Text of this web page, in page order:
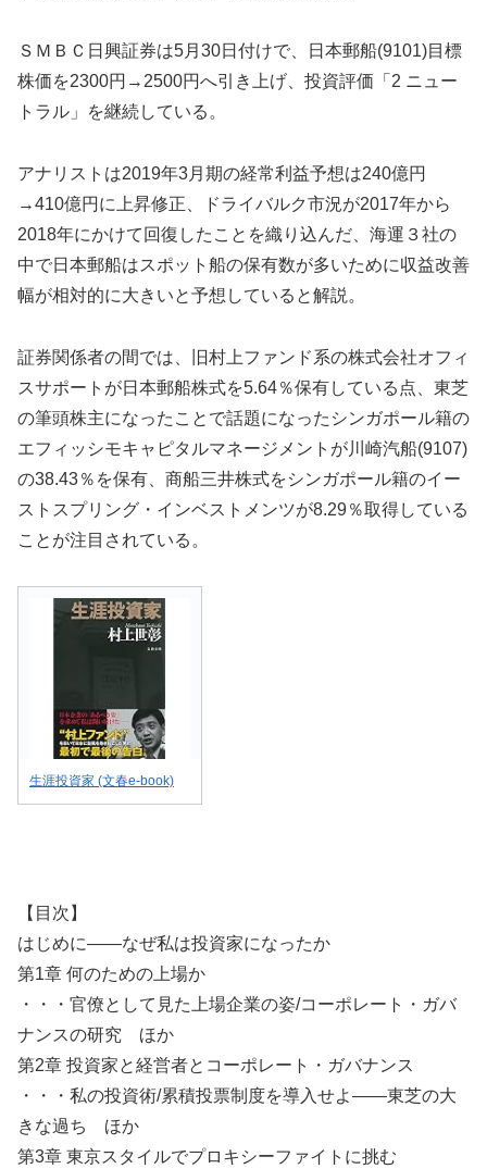
ＳＭＢＣ日興証券は5月30日付けで、日本郵船(9101)目標
株価を2300円→2500円へ引き上げ、投資評価「2 ニュー
トラル」を継続している。
アナリストは2019年3月期の経常利益予想は240億円
→410億円に上昇修正、ドライバルク市況が2017年から
2018年にかけて回復したことを織り込んだ、海運３社の
中で日本郵船はスポット船の保有数が多いために収益改善
幅が相対的に大きいと予想していると解説。
証券関係者の間では、旧村上ファンド系の株式会社オフィ
スサポートが日本郵船株式を5.64％保有している点、東芝
の筆頭株主になったことで話題になったシンガポール籍の
エフィッシモキャピタルマネージメントが川崎汽船(9107)
の38.43％を保有、商船三井株式をシンガポール籍のイー
ストスプリング・インベストメンツが8.29％取得している
ことが注目されている。
生涯投資家 (文春e-book)
【目次】
はじめに――なぜ私は投資家になったか
第1章 何のための上場か
・・・官僚として見た上場企業の姿/コーポレート・ガバ
ナンスの研究 ほか
第2章 投資家と経営者とコーポレート・ガバナンス
・・・私の投資術/累積投票制度を導入せよ――東芝の大
きな過ち ほか
第3章 東京スタイルでプロキシーファイトに挑む